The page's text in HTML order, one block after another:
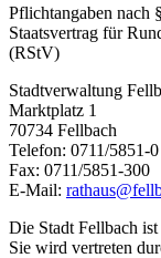
Pflichtangaben nach
Staatsvertrag für
(RStV)
Stadtverwaltung
Marktplatz 1
70734 Fellbach
Telefon: 0711/5851-0
Fax: 0711/5851-300
E-Mail:
Die Stadt Fellbach
Sie wird vertreten